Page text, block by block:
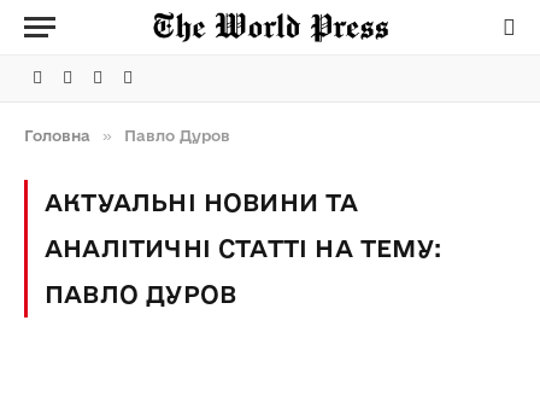
Facebook
Telegram
Instagram
X
Головна » Павло Дуров
АКТУАЛЬНІ НОВИНИ ТА
АНАЛІТИЧНІ СТАТТІ НА ТЕМУ:
ПАВЛО ДУРОВ